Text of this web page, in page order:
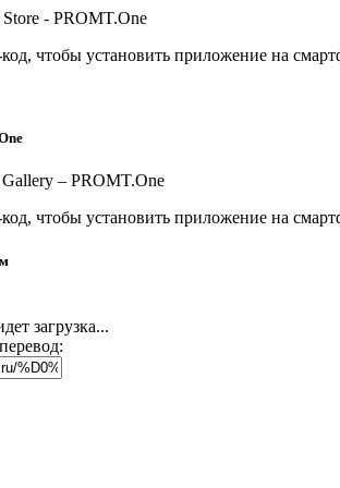
чтобы установить приложение на
чтобы установить приложение на
загрузка...